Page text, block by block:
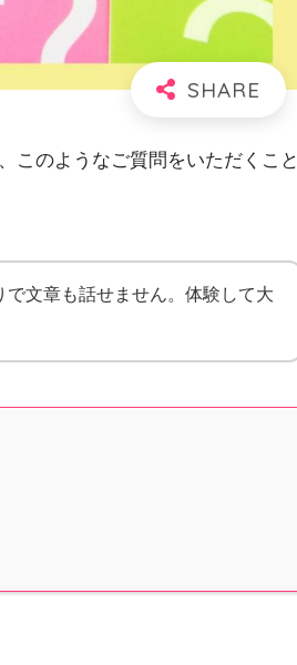
このようなご質問をいただくこと
文章も話せません。体験して大